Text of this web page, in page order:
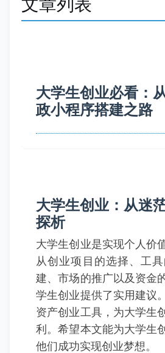
大学生创业必看：
政小程序搭建之路
大学生创业：从迷
探析
大学生创业是实现个人价
从创业项目的选择、工
建、市场的推广以及资金
学生创业提供了实用建议
资产创业工具，为大学生
利。希望本文能为大学生
他们成功实现创业梦想。